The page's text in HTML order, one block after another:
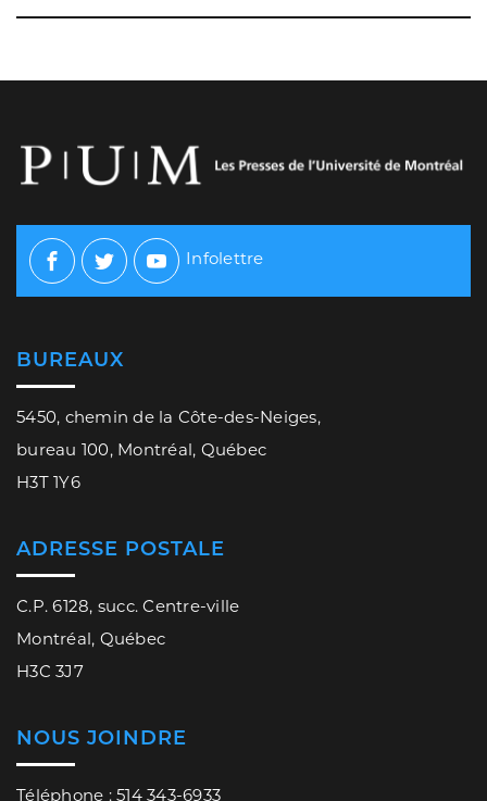
Facebook
TwitterYoutube
Infolettre
BUREAUX
5450, chemin de la Côte-des-Neiges,
bureau 100, Montréal, Québec
H3T 1Y6
ADRESSE POSTALE
C.P. 6128, succ. Centre-ville
Montréal, Québec
H3C 3J7
NOUS JOINDRE
Téléphone : 514 343-6933